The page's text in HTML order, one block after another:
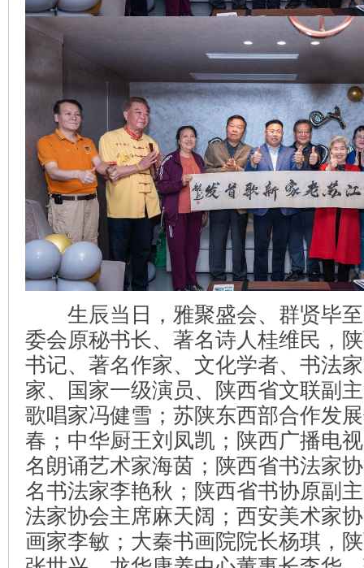
生辰当日，雅聚盛会、群贤毕至
委会原秘书长、著名诗人桂维民，
书记、著名作家、文化学者、书法
家、国家一级演员、陕西省文联副
歌唱家冯健雪；苏陕东西部合作发
春；中华厨王刘凤凯；陕西广播电
名朗诵艺术家海茵；陕西省书法家
名书法家李艳秋；陕西省书协原副
法家协会主席麻天阔；西安美术家
画家李敏；大秦书画院院长杨琪，